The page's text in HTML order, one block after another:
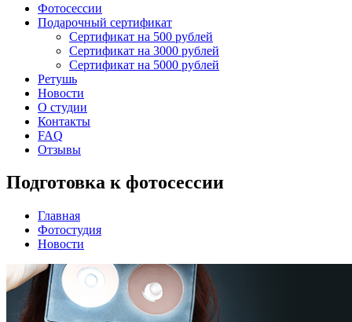
Фотосессии
Подарочный сертификат
Сертификат на 500 рублей
Сертификат на 3000 рублей
Сертификат на 5000 рублей
Ретушь
Новости
О студии
Контакты
FAQ
Отзывы
Подготовка к фотосессии
Главная
Фотостудия
Новости